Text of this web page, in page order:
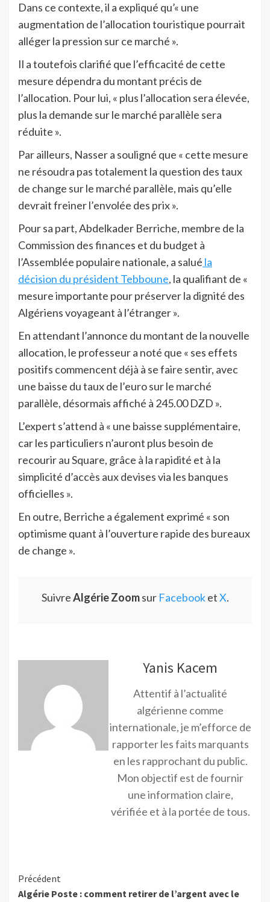
Dans ce contexte, il a expliqué qu’« une
augmentation de l’allocation touristique pourrait
alléger la pression sur ce marché ».
Il a toutefois clarifié que l’efficacité de cette
mesure dépendra du montant précis de
l’allocation. Pour lui, « plus l’allocation sera élevée,
plus la demande sur le marché parallèle sera
réduite ».
Par ailleurs, Nasser a souligné que « cette mesure
ne résoudra pas totalement la question des taux
de change sur le marché parallèle, mais qu’elle
devrait freiner l’envolée des prix ».
Pour sa part, Abdelkader Berriche, membre de la
Commission des finances et du budget à
l’Assemblée populaire nationale, a salué la
décision du président Tebboune, la qualifiant de «
mesure importante pour préserver la dignité des
Algériens voyageant à l’étranger ».
En attendant l’annonce du montant de la nouvelle
allocation, le professeur a noté que « ses effets
positifs commencent déjà à se faire sentir, avec
une baisse du taux de l’euro sur le marché
parallèle, désormais affiché à 245.00 DZD ».
L’expert s’attend à « une baisse supplémentaire,
car les particuliers n’auront plus besoin de
recourir au Square, grâce à la rapidité et à la
simplicité d’accès aux devises via les banques
officielles ».
En outre, Berriche a également exprimé « son
optimisme quant à l’ouverture rapide des bureaux
de change ».
SuivreAlgérie Zoomsur FacebooketX.
Yanis Kacem
Attentif à l’actualité
algérienne comme
internationale, je m’efforce de
rapporter les faits marquants
en les rapprochant du public.
Mon objectif est de fournir
une information claire,
vérifiée et à la portée de tous.
Précédent
Algérie Poste : comment retirer de l’argent avec le